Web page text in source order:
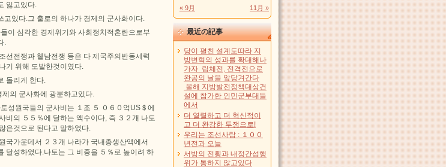
잃고있다.
있다.그 출로의 하나가 경제의 군사화이다.
이 심각한 경제위기와 사회정치적혼란으로부
.
선전쟁과 윁남전쟁 등은 다 제국주의반동세력
기 위해 도발한것이였다.
돌리게 한다.
의 군사화에 광분하고있다.
성원국들의 군사비는 １조 ５ ０６０억US＄에
비의 ５５％에 달하는 액수이다, 즉 ３２개 나토
은것으로 된다고 말하였다.
국가운데서 ２３개 나라가 국내총생산액에서
달성하였다.나토는 그 비중을 ５％로 높이려 하
« 9月 11月 »
最近の記事
당이 펼친 설계도따라 지
방변혁의 성과를 확대해나
가자 립체전, 전격전으로
완공의 날을 앞당겨간다
올해 지방발전정책대상건
설에 참가한 인민군부대들
에서
더 열렬하고 더 혁신적이
고 더 완강한 투쟁으로!
우리는 조선사람 : １００
년전과 오늘
서방의 전횡과 내정간섭행
위가 통하지 않고있다